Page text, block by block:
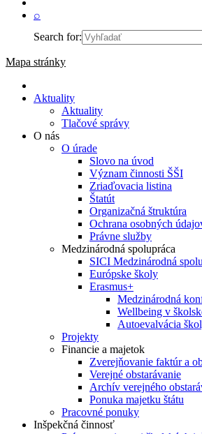
⌕
Search for:
Mapa stránky
Aktuality
Aktuality
Tlačové správy
O nás
O úrade
Slovo na úvod
Význam činnosti ŠŠI
Zriaďovacia listina
Štatút
Organizačná štruktúra
Ochrana osobných
Právne služby
Medzinárodná spolupráca
SICI Medzinárodná
Európske školy
Erasmus+
Medzinárodná
Wellbeing v
Autoevalvácia
Projekty
Financie a majetok
Zverejňovanie faktúr a
Verejné obstarávanie
Archív verejného
Ponuka majetku štátu
Pracovné ponuky
Inšpekčná činnosť